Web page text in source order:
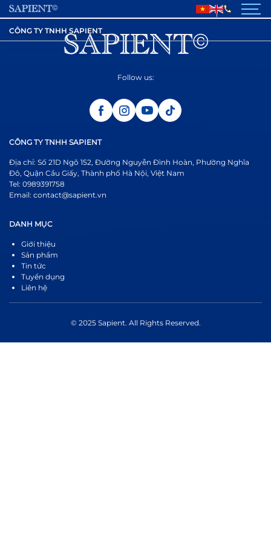
GIỚI THIỆU
LIÊN HỆ
Về Chúng tôi
CÔNG TY TNHH SAPIENT
Follow us:
CÔNG TY TNHH SAPIENT
Địa chỉ: Số 21D Ngõ 152, Đường Nguyễn Đình Hoàn, Phường Nghĩa
Đô, Quận Cầu Giấy, Thành phố Hà Nội, Việt Nam
Tel: 0989391758
Email: contact@sapient.vn
DANH MỤC
Giới thiệu
Sản phẩm
Tin tức
Tuyển dụng
Liên hệ
© 2025 Sapient. All Rights Reserved.